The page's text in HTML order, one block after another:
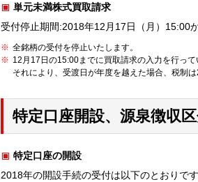
単元未満株式買取請求
受付停止期間:2018年12月17日（月）15:00
全銘柄の受付を停止いたします。
12月17日の15:00までに買取請求の入力を行っ
それにより、受渡日が年度を越えた場合、税制
特定口座開設、源泉徴収
特定口座の開設
2018年の開設手続の受付は以下のとおりで